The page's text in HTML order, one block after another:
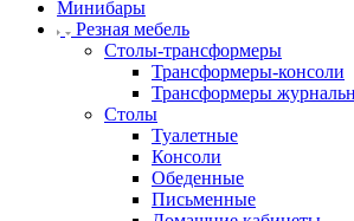
Минибары
Резная мебель
Столы-трансформеры
Трансформеры-консоли
Трансформеры
Столы
Туалетные
Консоли
Обеденные
Письменные